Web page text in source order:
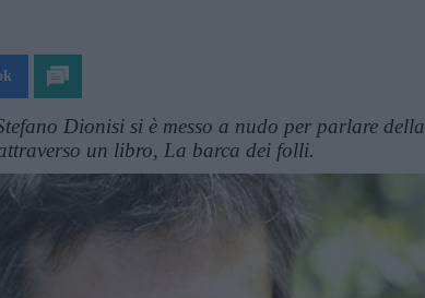
Dionisi si è messo a nudo per parlare della
un libro, La barca dei folli.